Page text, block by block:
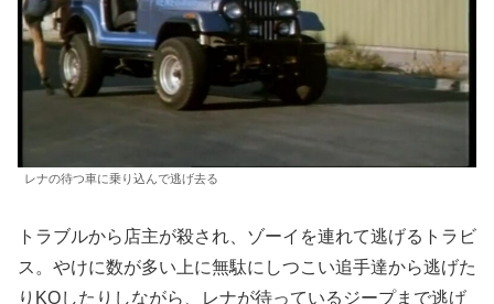
レナの待つ車に乗り込んで逃げ去る
トラブルから店主が殺され、ゾーイを連れて逃げるトラビ
ス。やけに数が多い上に無駄にしつこい追手達から逃げた
りKOしたりしながら、レナが待っているジープまで逃げ